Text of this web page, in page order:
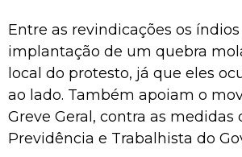
Entre as revindicações os
implantação de um quebra
local do protesto, já que eles
ao lado. Também apoiam o
Greve Geral, contra as medidas
Previdência e Trabalhista do